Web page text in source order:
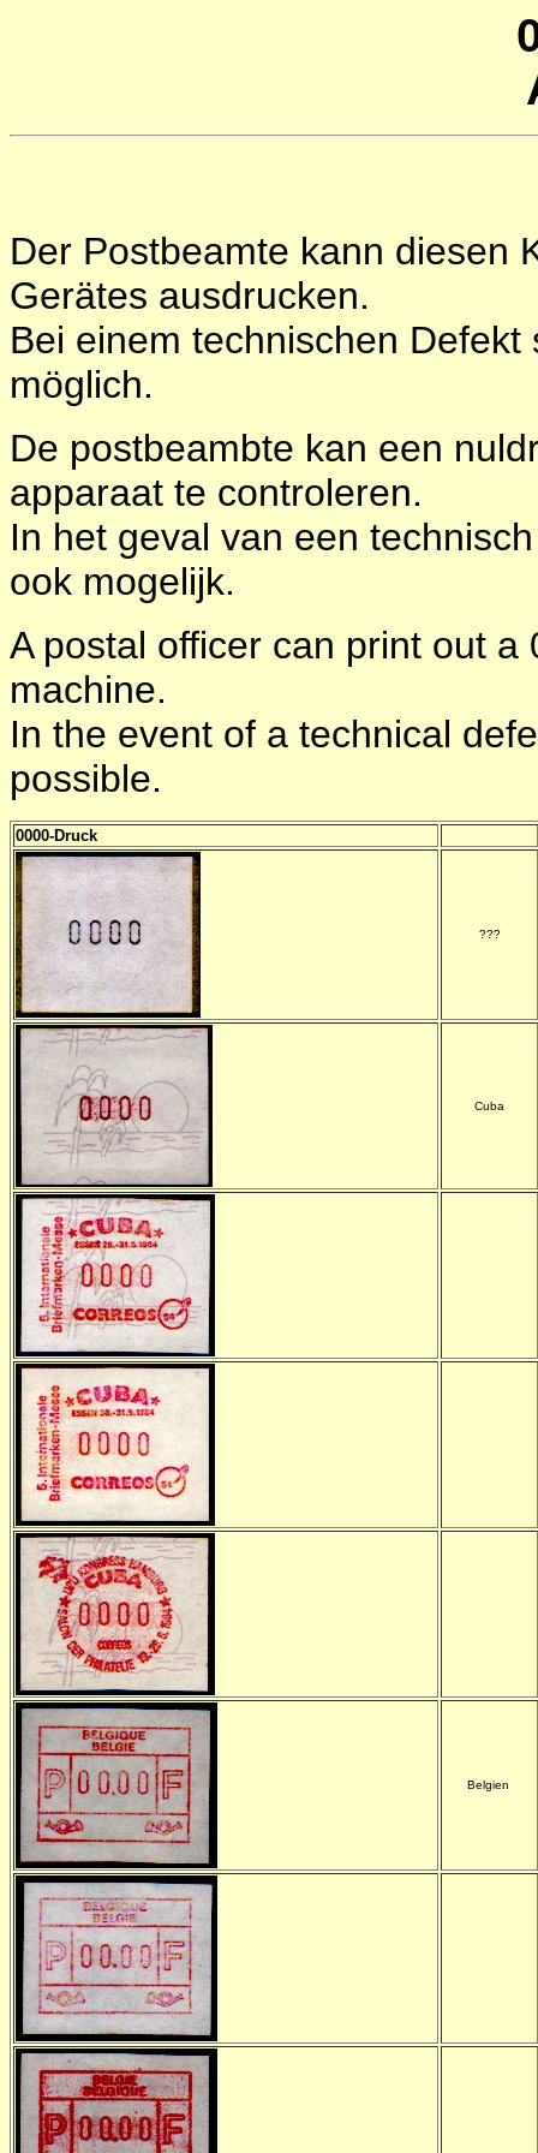
Der Postbeamte kann diesen
Gerätes ausdrucken.
Bei einem technischen
möglich.
De postbeambte kan een
apparaat te controleren.
In het geval van een
ook mogelijk.
A postal officer can print out
machine.
In the event of a technical
possible.
0000-Druck
???
Cuba
Belgien